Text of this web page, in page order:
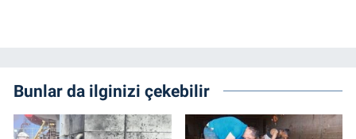
Bunlar da ilginizi çekebilir